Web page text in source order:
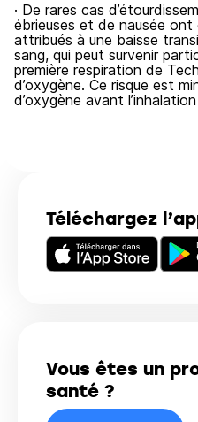
Téléchargez
Vous êtes un
santé ?
· De rares cas
ébrieuses et de nausée
attribués à une baisse
sang, qui peut survenir
première respiration de
d’oxygène. Ce risque est
d’oxygène avant